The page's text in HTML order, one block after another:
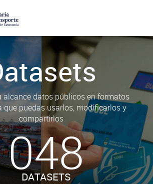
alcance datos públicos en formatos
que puedas usarlos, modificarlos y
compartirlos
048
DATASETS